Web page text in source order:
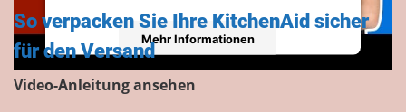
Mehr Informationen
Akzeptieren
So verpacken Sie Ihre KitchenAid sicher
für den Versand
Video-Anleitung ansehen